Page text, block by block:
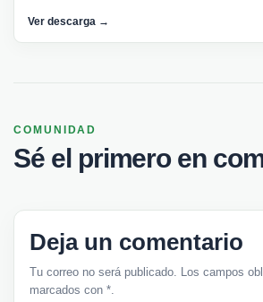
Ver descarga →
COMUNIDAD
Sé el primero en
Deja un comentario
Tu correo no será publicado. Los campos
marcados con *.